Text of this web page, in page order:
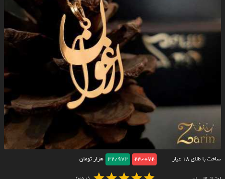
ساخت با طلای ۱۸ عیار 23/072
22/972 هزار تومان